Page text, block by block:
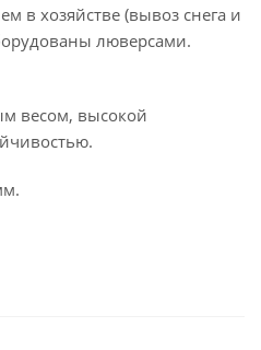
в хозяйстве (вывоз снега и
люверсами.
весом, высокой